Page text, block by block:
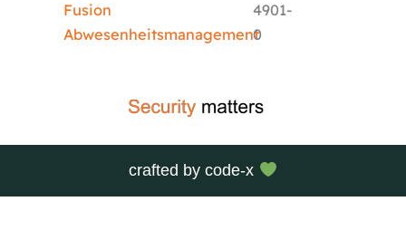
Fusion
Abwesenheitsmanagement
4901-
0
crafted bycode-x